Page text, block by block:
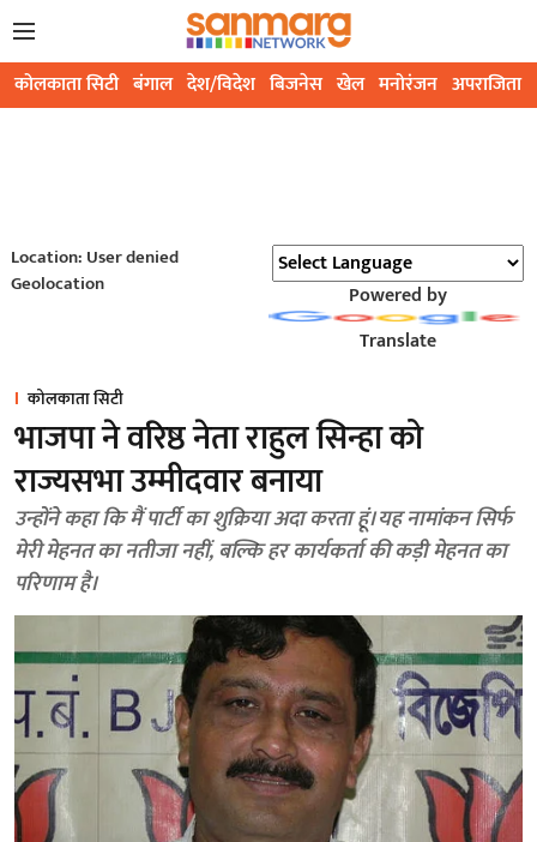
कोलकाता सिटी बंगाल देश/विदेश बिजनेस खेल मनोरंजन अपराजिता
Location: User denied
Geolocation
Powered by
Translate
कोलकाता सिटी
भाजपा ने वरिष्ठ नेता राहुल सिन्हा को
राज्यसभा उम्मीदवार बनाया
उन्होंने कहा कि मैं पार्टी का शुक्रिया अदा करता हूं। यह नामांकन सिर्फ
मेरी मेहनत का नतीजा नहीं, बल्कि हर कार्यकर्ता की कड़ी मेहनत का
परिणाम है।